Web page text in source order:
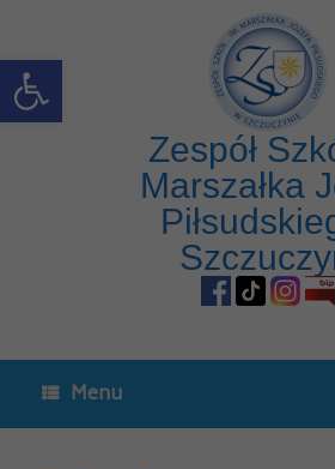
Open toolbar
Zespół
Marszałka
Menu